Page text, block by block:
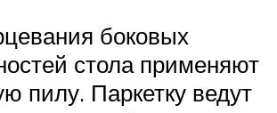
боковых
стола применяют
пилу. Паркетку ведут